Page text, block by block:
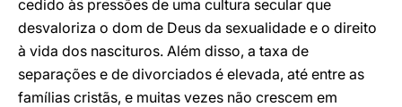
cedido às pressões de uma cultura secular que
desvaloriza o dom de Deus da sexualidade e o direito
à vida dos nascituros. Além disso, a taxa de
separações e de divorciados é elevada, até entre as
famílias cristãs, e muitas vezes não crescem em